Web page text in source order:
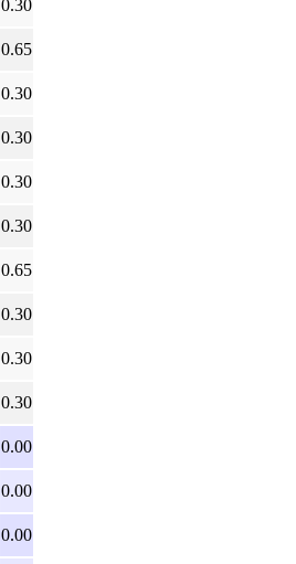
0.30
0.65
0.30
0.30
0.30
0.30
0.65
0.30
0.30
0.30
0.00
0.00
0.00